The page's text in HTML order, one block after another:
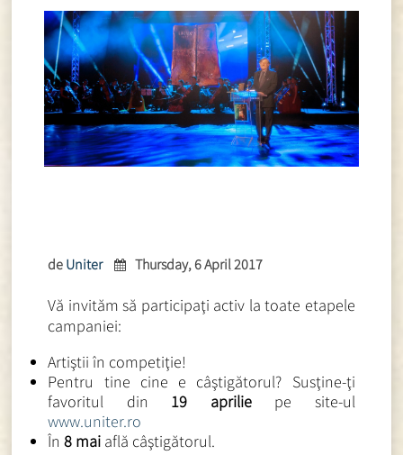
de Uniter Thursday, 6 April 2017
Vă invităm să participaţi activ la toate etapele
campaniei:
Artiştii în competiţie!
Pentru tine cine e câştigătorul? Susţine-ţi
favoritul din 19 apriliepe site-ul
www.uniter.ro
În8 mai află câştigătorul.